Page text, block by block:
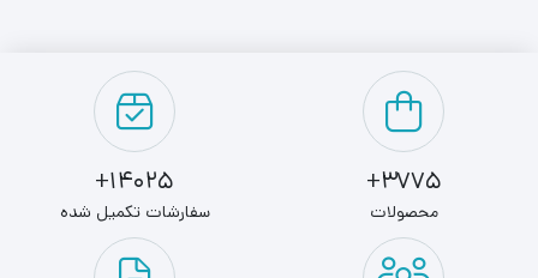
گیگابایت، یک انتخاب عالی برای کاربرانی است که به دنبال
سرعت و طول عمر مفید دستگاه خود هستند.
با SPATIUM، فضای ذخیره‌سازی با سرعت فوق‌العاده و عملکرد
باورنکردنی را تجربه کنید.
3775+
محصولات
14025+
سفارشات تکمیل شده